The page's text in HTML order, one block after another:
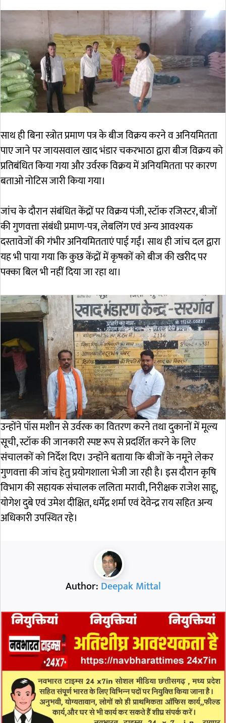
साथ ही बिना स्त्रोत प्रमाण पत्र के बीज विक्रय करने व अनियमितता
पाए जाने पर जायसवाल खाद भंडार चकरभाठा द्वारा बीज विक्रय को
प्रतिबंधित किया गया और उर्वरक विक्रय में अनियमितता पर कारण
बताओ नोटिस जारी किया गया।
जांच के दौरान संबंधित केंद्रों पर विक्रय पंजी, स्टॉक रजिस्टर, बीजों
की गुणवत्ता संबंधी प्रमाण-पत्र, लेबलिंग एवं अन्य आवश्यक
दस्तावेजों की गंभीर अनियमितताएं पाई गईं। साथ ही जांच दल द्वारा
यह भी पाया गया कि कुछ केंद्रों में कृषकों को बीज की खरीद पर
पक्का बिल भी नहीं दिया जा रहा था।
उन्होंने पॉस मशीन से उर्वरक का वितरण करने तथा दुकानों में मूल्य
सूची, स्टॉक की जानकारी स्पष्ट रूप से प्रदर्शित करने के लिए
संचालकों को निर्देश दिए। उन्होंने बताया कि बीजों के नमूने लेकर
गुणवत्ता की जांच हेतु प्रयोगशाला भेजी जा रही है। इस दौरान कृषि
विभाग की सहायक संचालक ललिता मरावी, निरीक्षक राजेश साहू,
योगेश दुबे एवं उमेश दीक्षित, धर्मेंद्र शर्मा एवं देवेन्द्र राय सहित अन्य
अधिकारी उपस्थित रहे।
Author: Deepak Mittal